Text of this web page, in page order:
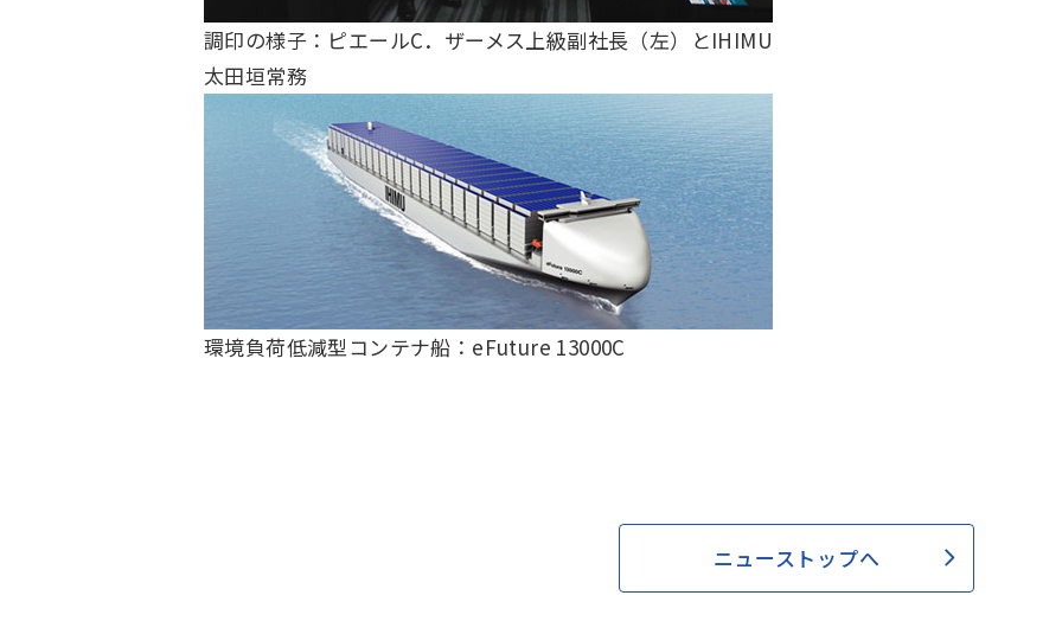
Change
Location
現在は日本サイトをご利用中です
地域統括拠点ウェブサイト
米州 (English)
その他
海外事務所
調印の様子：ピエールC．ザーメス上級副社長（左）とIHIMU
太田垣常務
環境負荷低減型コンテナ船：eFuture 13000C
ニューストップへ